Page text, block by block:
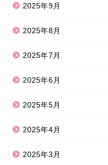
2025年9月
2025年8月
2025年7月
2025年6月
2025年5月
2025年4月
2025年3月